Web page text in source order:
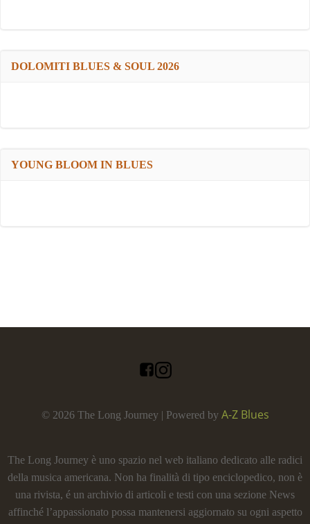
DOLOMITI BLUES & SOUL 2026
YOUNG BLOOM IN BLUES
© 2026 The Long Journey | Powered by A-Z Blues
The Long Journey è uno spazio nel web italiano dedicato alle radici
della musica americana. Non ha finalità di tipo enciclopedico, non è
una rivista, é un archivio di articoli e testi con una sezione News
affinché l’appassionato possa mantenersi aggiornato su ogni aspetto